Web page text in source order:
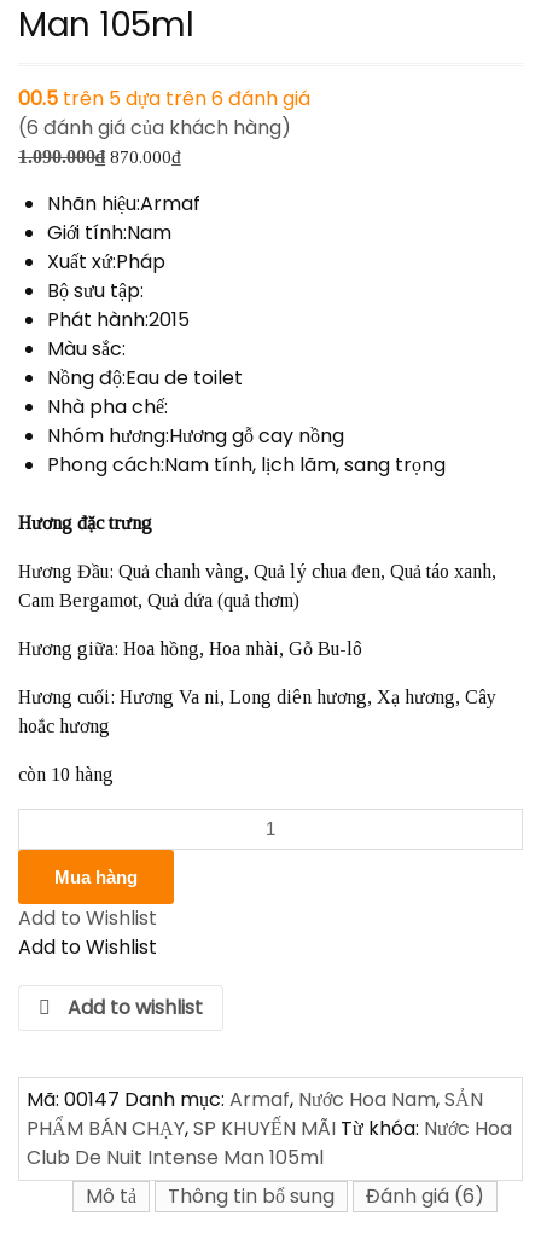
Man 105ml
5.00 trên 5 dựa trên6đánh giá
(6 đánh giá của khách hàng)
1.090.000₫ 870.000₫
Nhãn hiệu:Armaf
Giới tính:Nam
Xuất xứ:Pháp
Bộ sưu tập:
Phát hành:2015
Màu sắc:
Nồng độ:Eau de toilet
Nhà pha chế:
Nhóm hương:Hương gỗ cay nồng
Phong cách:Nam tính, lịch lãm, sang trọng
Hương đặc trưng
Hương Đầu: Quả chanh vàng, Quả lý chua đen, Quả táo xanh,
Cam Bergamot, Quả dứa (quả thơm)
Hương giữa: Hoa hồng, Hoa nhài, Gỗ Bu-lô
Hương cuối: Hương Va ni, Long diên hương, Xạ hương, Cây
hoắc hương
còn 10 hàng
Hoa
Club
De
Nuit
Man
105ml
lượng
Mua hàng
Add to Wishlist
Add to Wishlist
Add to wishlist
Mã: 00147 Danh mục: Armaf, Nước Hoa Nam,SẢN
PHẨM BÁN CHẠY,SP KHUYẾN MÃI Từ khóa: Nước Hoa
Club De Nuit Intense Man 105ml
Mô tả
Thông tin bổ sung Đánh giá (6)